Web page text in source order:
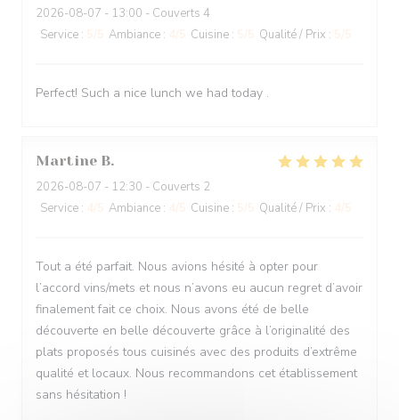
2026-08-07 - 13:00 - Couverts 4
Service : Ambiance : Cuisine : Qualité / Prix :
Perfect! Such a nice lunch we had today .
Martine B
2026-08-07 - 12:30 - Couverts 2
Service : Ambiance : Cuisine : Qualité / Prix :
Tout a été parfait. Nous avions hésité à opter pour
l’accord vins/mets et nous n’avons eu aucun regret d’avoir
finalement fait ce choix. Nous avons été de belle
découverte en belle découverte grâce à l’originalité des
plats proposés tous cuisinés avec des produits d’extrême
qualité et locaux. Nous recommandons cet établissement
sans hésitation !